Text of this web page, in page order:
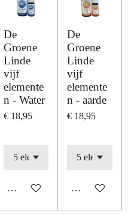
De
Groene
Linde
vijf
elemente
n - Water
€ 18,95
In winkelwagen
De
Groene
Linde
vijf
elemente
n - aarde
€ 18,95
In